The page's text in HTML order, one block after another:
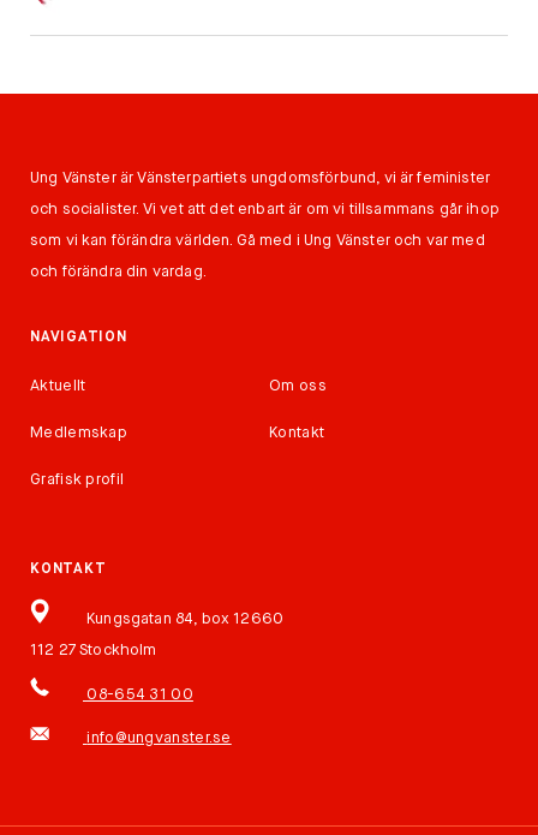
Ung Vänster är Vänsterpartiets ungdomsförbund, vi är feminister
och socialister. Vi vet att det enbart är om vi tillsammans går ihop
som vi kan förändra världen. Gå med i Ung Vänster och var med
och förändra din vardag.
NAVIGATION
Aktuellt Om oss
Medlemskap Kontakt
Grafisk profil
KONTAKT
Kungsgatan 84, box 12660
112 27 Stockholm
08-654 31 00
info@ungvanster.se